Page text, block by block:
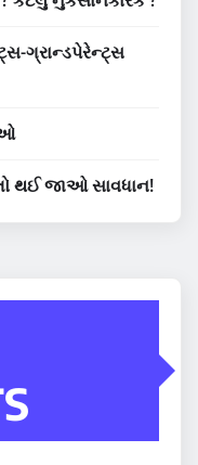
ગ્રાન્ડપેરેન્ટ્સ
થઈ જાઓ સાવધાન!